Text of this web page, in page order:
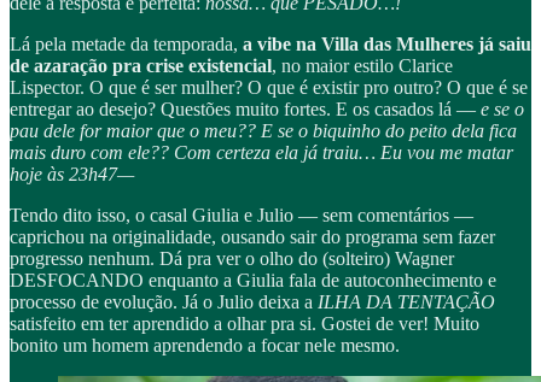
Lá pela metade da temporada, a vibe na Villa das Mulheres já saiu
de azaração pra crise existencial, no maior estilo Clarice
Lispector. O que é ser mulher? O que é existir pro outro? O que é se
entregar ao desejo? Questões muito fortes. E os casados lá — e se o
pau dele for maior que o meu?? E se o biquinho do peito dela fica
mais duro com ele?? Com certeza ela já traiu… Eu vou me matar
hoje às 23h47—
Tendo dito isso, o casal Giulia e Julio — sem comentários —
caprichou na originalidade, ousando sair do programa sem fazer
progresso nenhum. Dá pra ver o olho do (solteiro) Wagner
DESFOCANDO enquanto a Giulia fala de autoconhecimento e
processo de evolução. Já o Julio deixa a ILHA DA TENTAÇÃO
satisfeito em ter aprendido a olhar pra si. Gostei de ver! Muito
bonito um homem aprendendo a focar nele mesmo.